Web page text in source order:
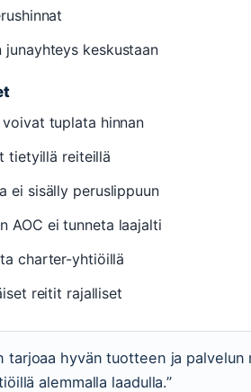
junayhteys keskustaan
tuplata hinnan
tietyillä reiteillä
ei sisälly peruslippuun
AOC ei tunneta laajalti
charter-yhtiöillä
reitit rajalliset
tarjoaa hyvän tuotteen ja
alemmalla laadulla.”